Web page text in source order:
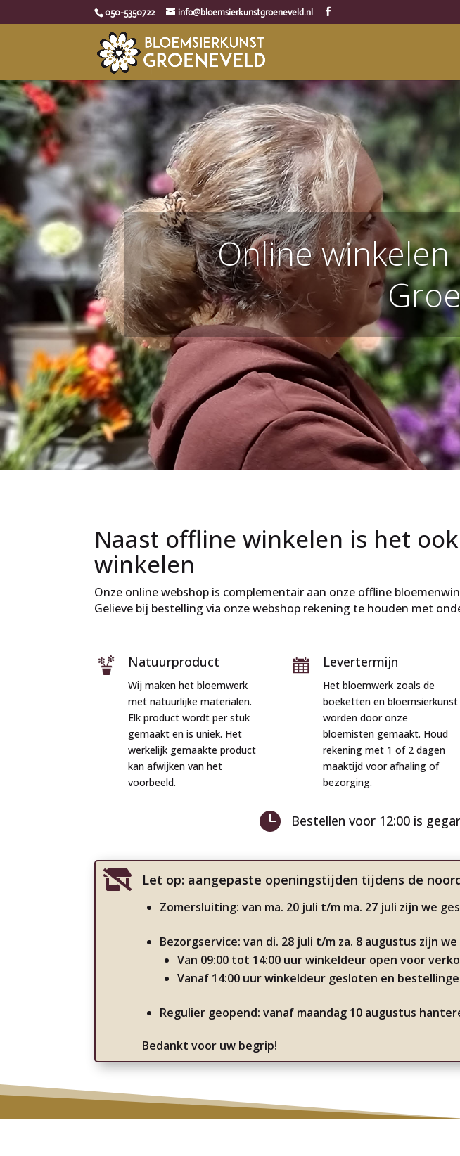
050-5350722 info@bloemsierkunstgroeneveld.nl
Online
Naast offline winkelen is het
winkelen
Onze online webshop is complementair aan onze offline
Gelieve bij bestelling via onze webshop rekening te houden met
Natuurproduct
Wij maken het bloemwerk
met natuurlijke materialen.
Elk product wordt per stuk
gemaakt en is uniek. Het
werkelijk gemaakte product
kan afwijken van het
voorbeeld.
Levertermijn
Het bloemwerk zoals de
boeketten en bloemsierkunst
worden door onze
bloemisten gemaakt. Houd
rekening met 1 of 2 dagen
maaktijd voor afhaling of
bezorging.
 Bestellen voor 12:00 is
 Let op: aangepaste openingstijden tijdens de
Zomersluiting: van ma. 20 juli t/m ma. 27 juli zijn we
Bezorgservice: van di. 28 juli t/m za. 8 augustus zijn
Van 09:00 tot 14:00 uur winkeldeur open voor
Vanaf 14:00 uur winkeldeur gesloten en
Regulier geopend: vanaf maandag 10 augustus
Bedankt voor uw begrip!